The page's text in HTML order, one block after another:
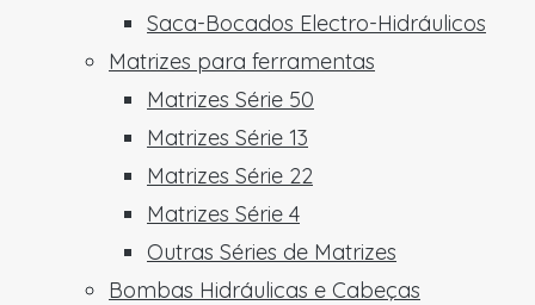
Saca-Bocados Electro-Hidráulicos
Matrizes para ferramentas
Matrizes Série 50
Matrizes Série 13
Matrizes Série 22
Matrizes Série 4
Outras Séries de Matrizes
Bombas Hidráulicas e Cabeças